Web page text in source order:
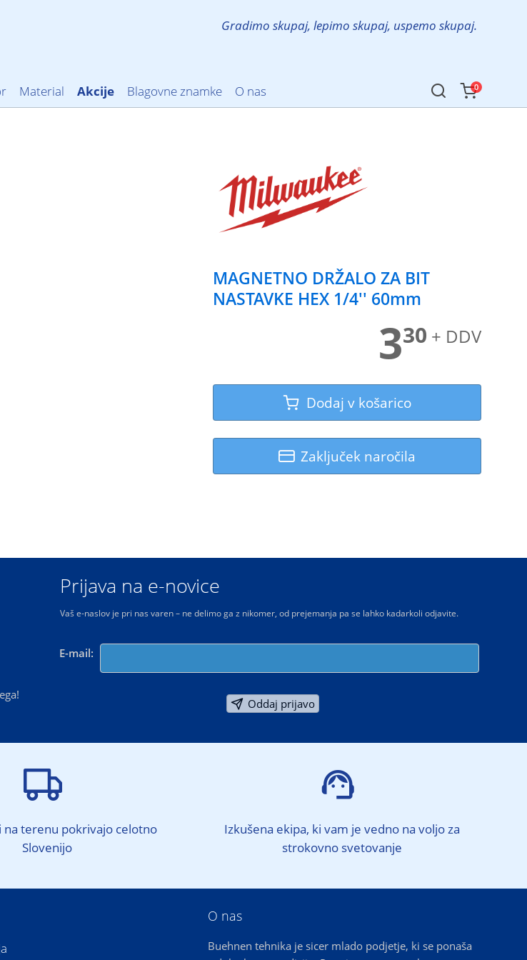
Gradimo skupaj, lepimo skupaj, uspemo skupaj.
Material Akcije Blagovne znamke O nas 0
MAGNETNO DRŽALO ZA BIT
NASTAVKE HEX 1/4'' 60mm
330 + DDV
Dodaj v košarico
Zaključek naročila
Prijava na e-novice
Vaš e-naslov je pri nas varen – ne delimo ga z nikomer, od prejemanja pa se lahko kadarkoli odjavite.
E-mail:
Oddaj prijavo

na terenu pokrivajo celotno
Slovenijo

Izkušena ekipa, ki vam je vedno na voljo za
strokovno svetovanje
O nas
Buehnen tehnika je sicer mlado podjetje, ki se ponaša